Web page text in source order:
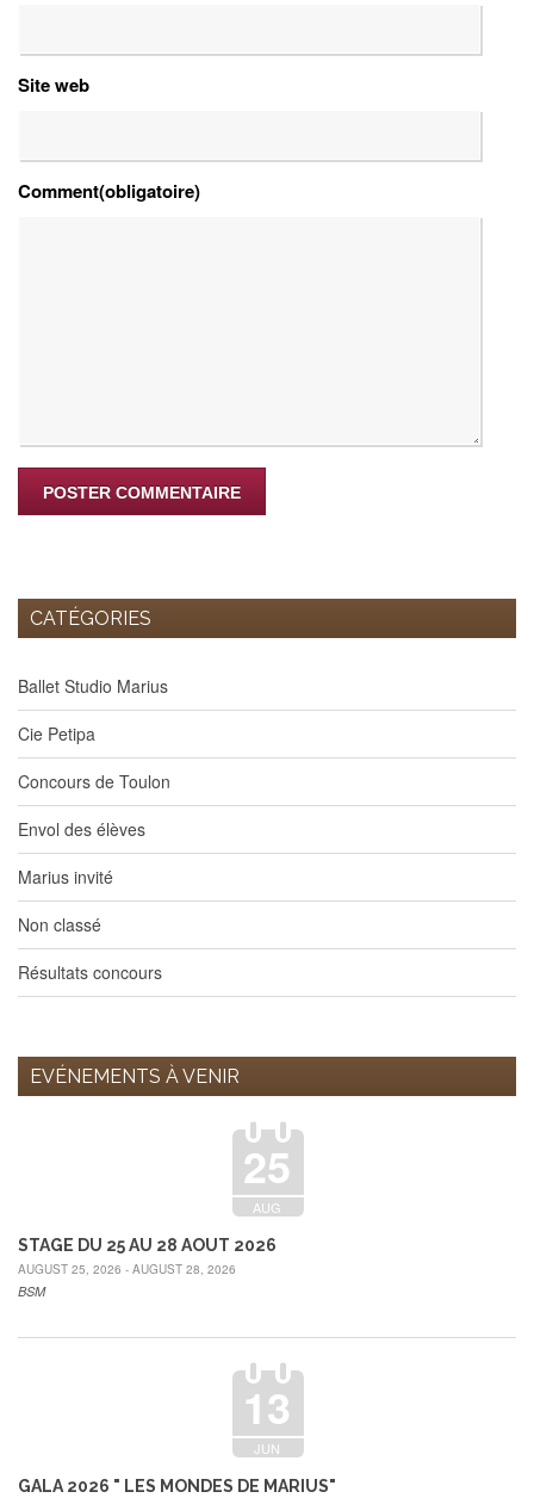
Site web
Comment(obligatoire)
CATÉGORIES
Ballet Studio Marius
Cie Petipa
Concours de Toulon
Envol des élèves
Marius invité
Non classé
Résultats concours
EVÉNEMENTS À VENIR
25
AUG
STAGE DU 25 AU 28 AOUT 2026
AUGUST 25, 2026 - AUGUST 28, 2026
BSM
13
JUN
GALA 2026 " LES MONDES DE MARIUS"